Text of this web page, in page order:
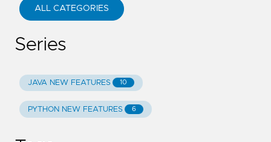
ALL CATEGORIES
Series
JAVA NEW FEATURES 10
PYTHON NEW FEATURES 6